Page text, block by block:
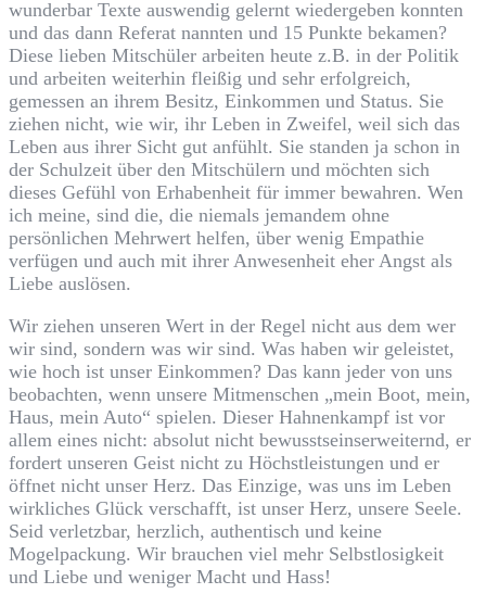
wunderbar Texte auswendig gelernt wiedergeben konnten
und das dann Referat nannten und 15 Punkte bekamen?
Diese lieben Mitschüler arbeiten heute z.B. in der Politik
und arbeiten weiterhin fleißig und sehr erfolgreich,
gemessen an ihrem Besitz, Einkommen und Status. Sie
ziehen nicht, wie wir, ihr Leben in Zweifel, weil sich das
Leben aus ihrer Sicht gut anfühlt. Sie standen ja schon in
der Schulzeit über den Mitschülern und möchten sich
dieses Gefühl von Erhabenheit für immer bewahren. Wen
ich meine, sind die, die niemals jemandem ohne
persönlichen Mehrwert helfen, über wenig Empathie
verfügen und auch mit ihrer Anwesenheit eher Angst als
Liebe auslösen.
Wir ziehen unseren Wert in der Regel nicht aus dem wer
wir sind, sondern was wir sind. Was haben wir geleistet,
wie hoch ist unser Einkommen? Das kann jeder von uns
beobachten, wenn unsere Mitmenschen „mein Boot, mein,
Haus, mein Auto“ spielen. Dieser Hahnenkampf ist vor
allem eines nicht: absolut nicht bewusstseinserweiternd, er
fordert unseren Geist nicht zu Höchstleistungen und er
öffnet nicht unser Herz. Das Einzige, was uns im Leben
wirkliches Glück verschafft, ist unser Herz, unsere Seele.
Seid verletzbar, herzlich, authentisch und keine
Mogelpackung. Wir brauchen viel mehr Selbstlosigkeit
und Liebe und weniger Macht und Hass!